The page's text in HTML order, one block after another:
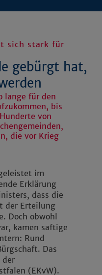
sich stark für
gebürgt hat,
lange für den
bis
von
die vor Krieg
im
Erklärung
dass die
der Erteilung
Doch obwohl
kamen saftige
Rund
Das
der
(EKvW).